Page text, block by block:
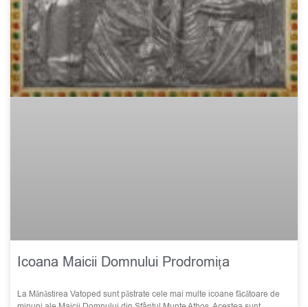
Icoana Maicii Domnului Prodromița
La Mănăstirea Vatoped sunt păstrate cele mai multe icoane făcătoare de